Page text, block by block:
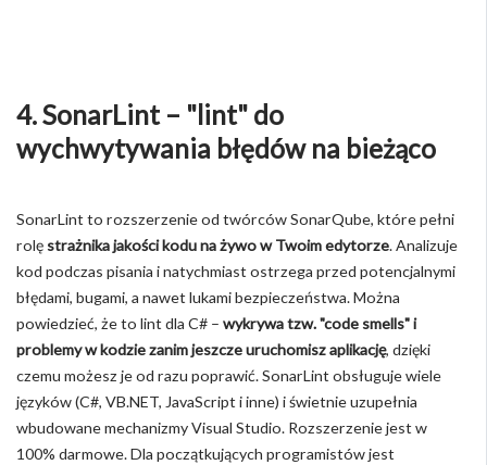
4. SonarLint – "lint" do
wychwytywania błędów na bieżąco
SonarLint to rozszerzenie od twórców SonarQube, które pełni
rolę strażnika jakości kodu na żywo w Twoim edytorze. Analizuje
kod podczas pisania i natychmiast ostrzega przed potencjalnymi
błędami, bugami, a nawet lukami bezpieczeństwa. Można
powiedzieć, że to lint dla C# – wykrywa tzw. "code smells" i
problemy w kodzie zanim jeszcze uruchomisz aplikację, dzięki
czemu możesz je od razu poprawić. SonarLint obsługuje wiele
języków (C#, VB.NET, JavaScript i inne) i świetnie uzupełnia
wbudowane mechanizmy Visual Studio. Rozszerzenie jest w
100% darmowe. Dla początkujących programistów jest